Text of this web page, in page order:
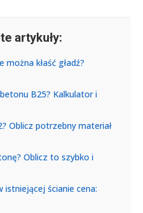
artykuły:
można kłaść gładź?
B25? Kalkulator i
Oblicz potrzebny materiał
Oblicz to szybko i
istniejącej ścianie cena: